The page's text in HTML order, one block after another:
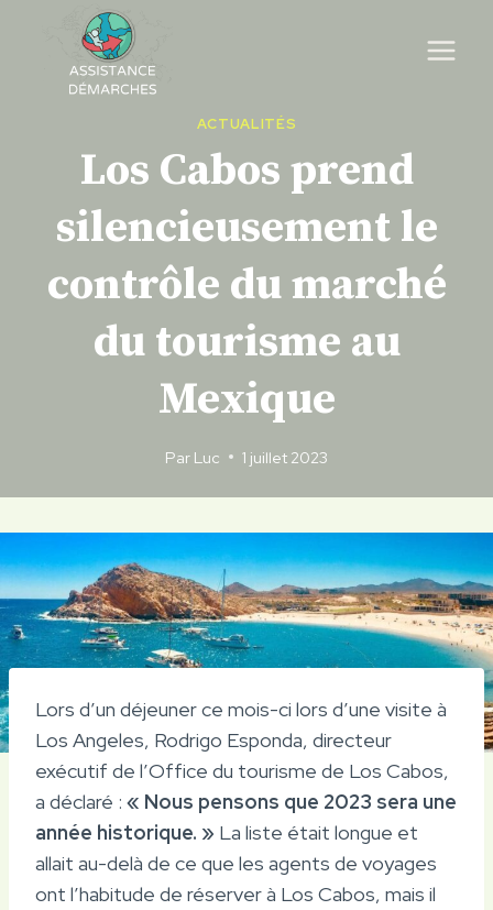
content
ACTUALITÉS
Los Cabos prend
silencieusement le
contrôle du marché
du tourisme au
Mexique
Par Luc 1 juillet 2023
Lors d’un déjeuner ce mois-ci lors d’une visite à
Los Angeles, Rodrigo Esponda, directeur
exécutif de l’Office du tourisme de Los Cabos,
a déclaré : « Nous pensons que 2023 sera une
année historique. » La liste était longue et
allait au-delà de ce que les agents de voyages
ont l’habitude de réserver à Los Cabos, mais il